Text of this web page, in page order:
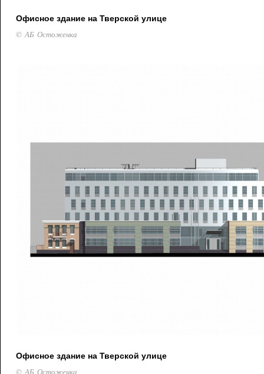
Офисное здание на Тверской улице
© АБ Остоженка
Офисное здание на Тверской улице
© АБ Остоженка